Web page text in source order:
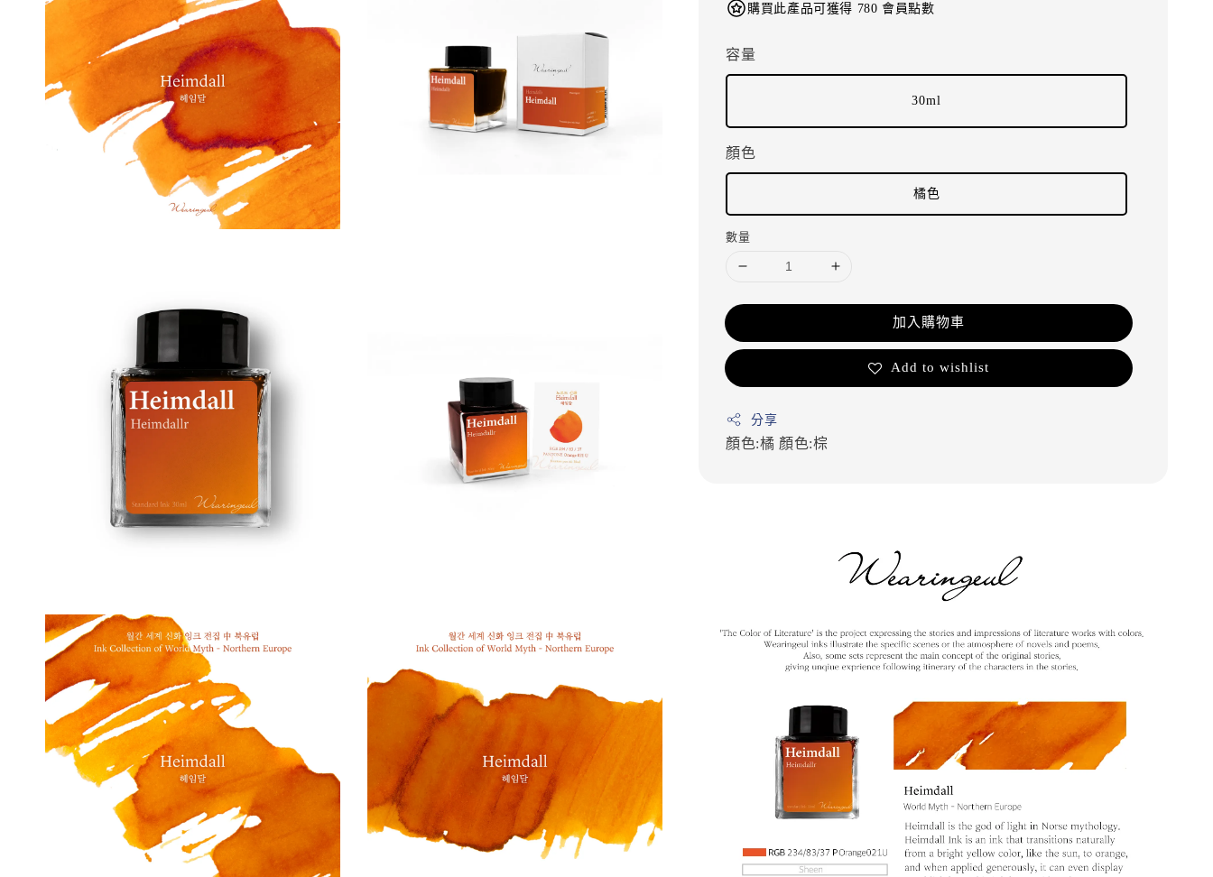
購買此產品可獲得 780 會員點數
容量
30ml
顏色
橘色
數量
加入購物車
Add to wishlist
分享
顏色:橘 顏色:棕